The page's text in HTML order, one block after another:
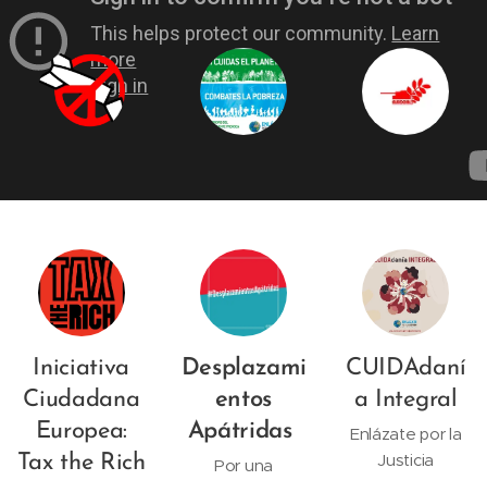
Iniciativa
Ciudadana
Europea:
Tax the Rich
Desplazami
entos
Apátridas
Por una
CUIDAdaní
a Integral
Enlázate por la
Justicia